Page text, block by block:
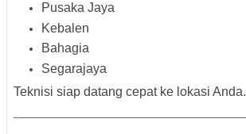
Pusaka Jaya
Kebalen
Bahagia
Segarajaya
Teknisi siap datang cepat ke lokasi Anda.